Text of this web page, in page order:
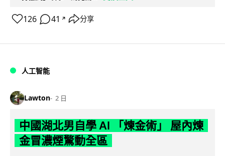
126 41 ↗ 分享
人工智能
Lawton 2 日
中國湖北男自學 AI 「煉金術」 屋內煉
金冒濃煙驚動全區